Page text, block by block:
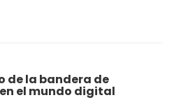
de la bandera de
el mundo digital